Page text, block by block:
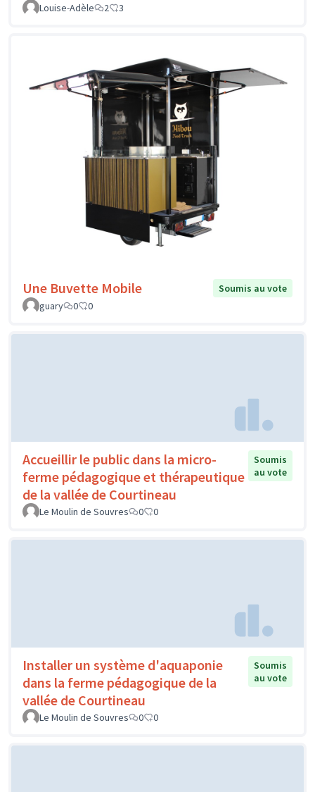
Louise-Adèle 2 3
Une Buvette Mobile
Soumis au vote
guary
0 0
Accueillir le public dans la micro-
ferme pédagogique et thérapeutique
de la vallée de Courtineau
Soumis
au vote
Le Moulin de Souvres 0 0
Installer un système d'aquaponie
dans la ferme pédagogique de la
vallée de Courtineau
Soumis
au vote
Le Moulin de Souvres 0 0